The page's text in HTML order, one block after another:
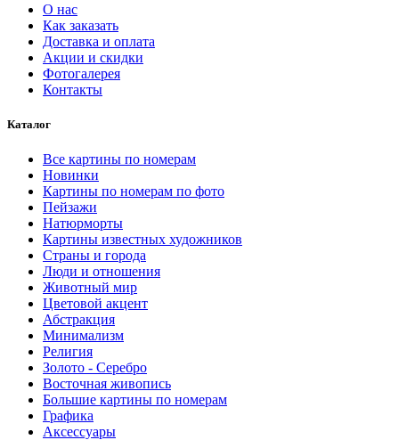
О нас
Как заказать
Доставка и оплата
Акции и скидки
Фотогалерея
Контакты
Каталог
Все картины по номерам
Новинки
Картины по номерам по фото
Пейзажи
Натюрморты
Картины известных художников
Страны и города
Люди и отношения
Животный мир
Цветовой акцент
Абстракция
Минимализм
Религия
Золото - Серебро
Восточная живопись
Большие картины по номерам
Графика
Аксессуары